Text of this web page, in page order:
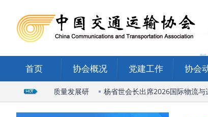
首页 协会概况 党建工作 协会
庄国际陆港高质量发展研 杨省世会长出席2026国际物流与